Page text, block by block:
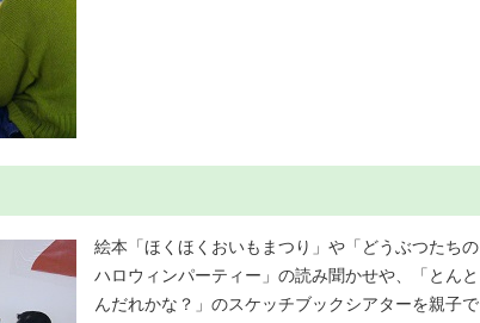
絵本「ほくほくおいもまつり」や「どうぶつたちの
ハロウィンパーティー」の読み聞かせや、「とんと
んだれかな？」のスケッチブックシアターを親子で